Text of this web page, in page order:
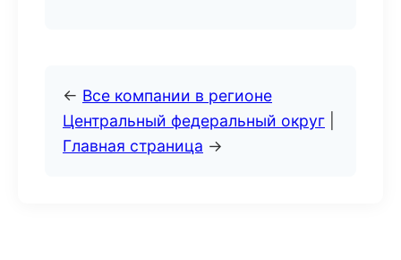
← Все компании в регионе
Центральный федеральный округ
Главная страница →